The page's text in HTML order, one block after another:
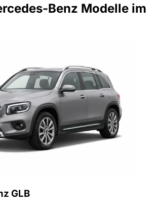
Benz Modelle im
GLB